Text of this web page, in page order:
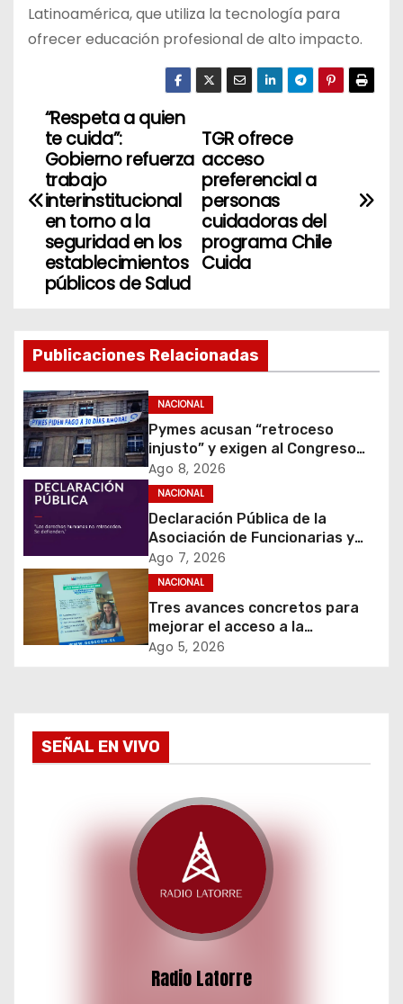
Latinoamérica, que utiliza la tecnología para
ofrecer educación profesional de alto impacto.
N
v
c
i
ó
n
d
e
e
t
a
d
TGR ofrece
acceso
preferencial a
personas
cuidadoras del
programa Chile
Cuida
“Respeta a quien
te cuida”:
Gobierno refuerza
trabajo
interinstitucional
en torno a la
seguridad en los
establecimientos
públicos de Salud
Publicaciones Relacionadas
NACIONAL
Pymes acusan “retroceso
injusto” y exigen al Congreso
rechazar veto que elimina el
pago oportuno a 30 días
Ago 8, 2026
NACIONAL
Declaración Pública de la
Asociación de Funcionarias y
Funcionarios del Instituto
Nacional de Derechos Humanos
(AFFINDH)
Ago 7, 2026
NACIONAL
Tres avances concretos para
mejorar el acceso a la
información y proteger los
Ago 5, 2026
SEÑAL EN VIVO